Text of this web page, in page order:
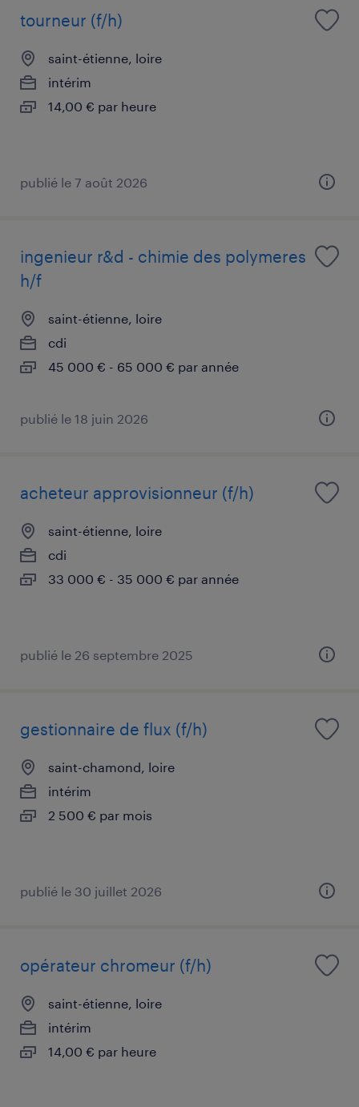
tourneur (f/h)
saint-étienne, loire
intérim
14,00 € par heure
publié le 7 août 2026
ingenieur r&d - chimie des polymeres
h/f
saint-étienne, loire
cdi
45 000 € - 65 000 € par année
publié le 18 juin 2026
acheteur approvisionneur (f/h)
saint-étienne, loire
cdi
33 000 € - 35 000 € par année
publié le 26 septembre 2025
gestionnaire de flux (f/h)
saint-chamond, loire
intérim
2 500 € par mois
publié le 30 juillet 2026
opérateur chromeur (f/h)
saint-étienne, loire
intérim
14,00 € par heure